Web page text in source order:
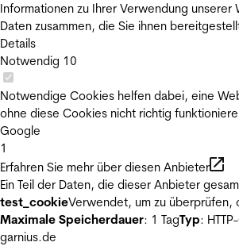
Informationen zu Ihrer Verwendung
Daten zusammen, die Sie ihnen
Details
Notwendig 10
Notwendige Cookies helfen dabei, eine
ohne diese Cookies nicht richtig
Google
1
Erfahren Sie mehr über diesen Anbieter
Ein Teil der Daten, die dieser Anbieter
test_cookieVerwendet, um zu überprüfen,
Maximale Speicherdauer: 1 TagTyp:
garnius.de